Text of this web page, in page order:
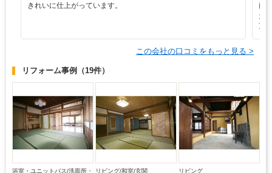
きれいに仕上がっています。
両
た
頂
この会社の口コミをもっと見る >
リフォーム事例 （19件）
浴室・ユニットバス/洗面所・
リビング/和室/玄関
リビング